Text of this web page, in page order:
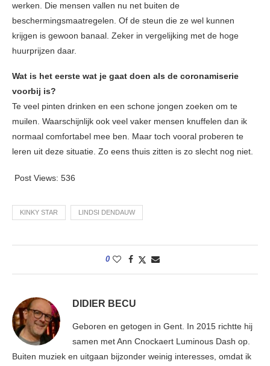
werken. Die mensen vallen nu net buiten de
beschermingsmaatregelen. Of de steun die ze wel kunnen
krijgen is gewoon banaal. Zeker in vergelijking met de hoge
huurprijzen daar.
Wat is het eerste wat je gaat doen als de coronamiserie
voorbij is?
Te veel pinten drinken en een schone jongen zoeken om te
muilen. Waarschijnlijk ook veel vaker mensen knuffelen dan ik
normaal comfortabel mee ben. Maar toch vooral proberen te
leren uit deze situatie. Zo eens thuis zitten is zo slecht nog niet.
Post Views: 536
KINKY STAR LINDSI DENDAUW
0
DIDIER BECU
Geboren en getogen in Gent. In 2015 richtte hij
samen met Ann Cnockaert Luminous Dash op.
Buiten muziek en uitgaan bijzonder weinig interesses, omdat ik